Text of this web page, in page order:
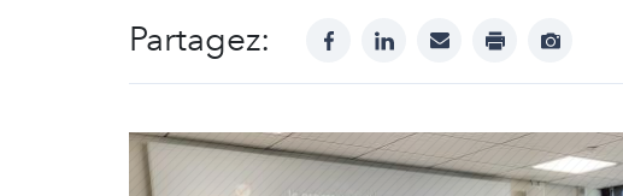
Partagez: facebooklinkedinmail print
Afficher